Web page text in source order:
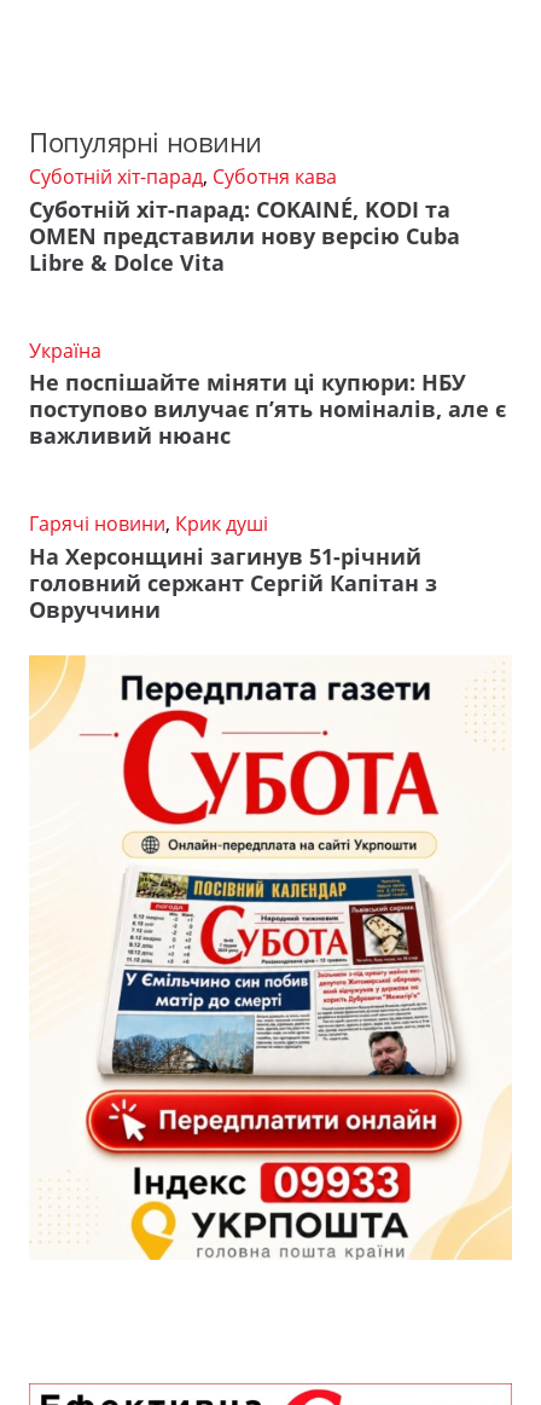
Популярні новини
Суботній хіт-парад, Суботня кава
Суботній хіт-парад: COKAINÉ, KODI та
OMEN представили нову версію Cuba
Libre & Dolce Vita
Україна
Не поспішайте міняти ці купюри: НБУ
поступово вилучає п’ять номіналів, але є
важливий нюанс
Гарячі новини, Крик душі
На Херсонщині загинув 51-річний
головний сержант Сергій Капітан з
Овруччини